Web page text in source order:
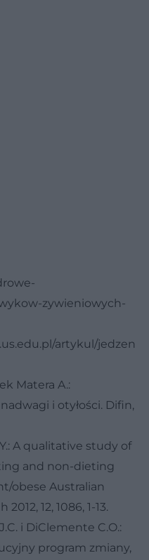
zywieniowych-
artykul/jedzen
Matera A.:
i otyłości. Difin,
A qualitative study of
and non-dieting
obese Australian
12, 1086, 1-13.
i DiClemente C.O.:
program zmiany,